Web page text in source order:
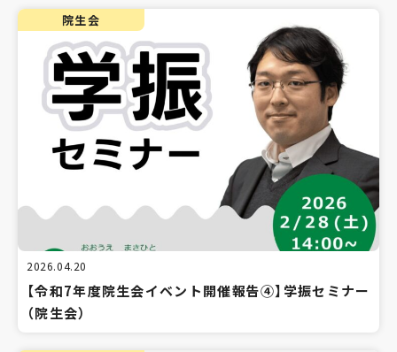
院生会
2026.04.20
【令和7年度院生会イベント開催報告④】学振セミナー
（院生会）